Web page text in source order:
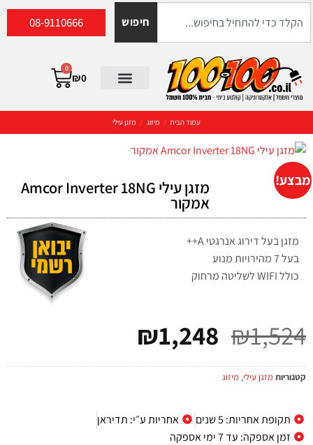
חיפוש 08-9110666
₪0
0
עמוד הבית / מיזוג / מזגן עילי
מבצע! מזגן עילי Amcor Inverter 18NG
אמקור
מזגן בעל דירוג אנרגטי A++
בעל 7 מהירויות מנוע
כוללWIFIלשליטה מרחוק
₪1,524
₪1,248
קטגוריות מזגן עילי, מיזוג
תקופת אחריות: 5 שנים
אחריות ע״י: תדיראן
זמן אספקה: עד 7 ימי אספקה